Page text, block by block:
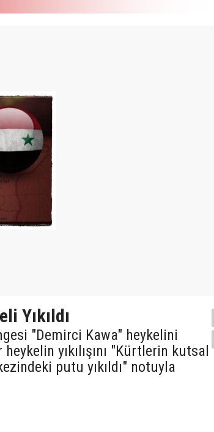
Yıkıldı
"Demirci Kawa" heykelini
yıkılışını "Kürtlerin kutsal
putu yıkıldı" notuyla